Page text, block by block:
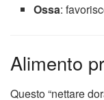
Ossa:
Alimento
Questo “nettare